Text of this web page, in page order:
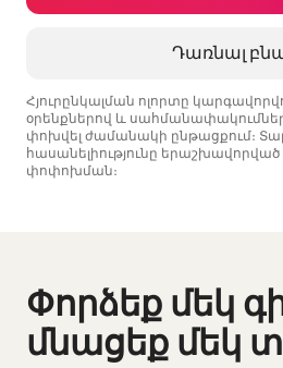
Դառնալ
Հյուրընկալման ոլորտը
օրենքներով և
փոխվել ժամանակի ընթացքում։
հասանելիությունը
փոփոխման։
Փորձեք մեկ
մնացեք մեկ
Ցուցադրվում է 0 տարր՝ 0-ից